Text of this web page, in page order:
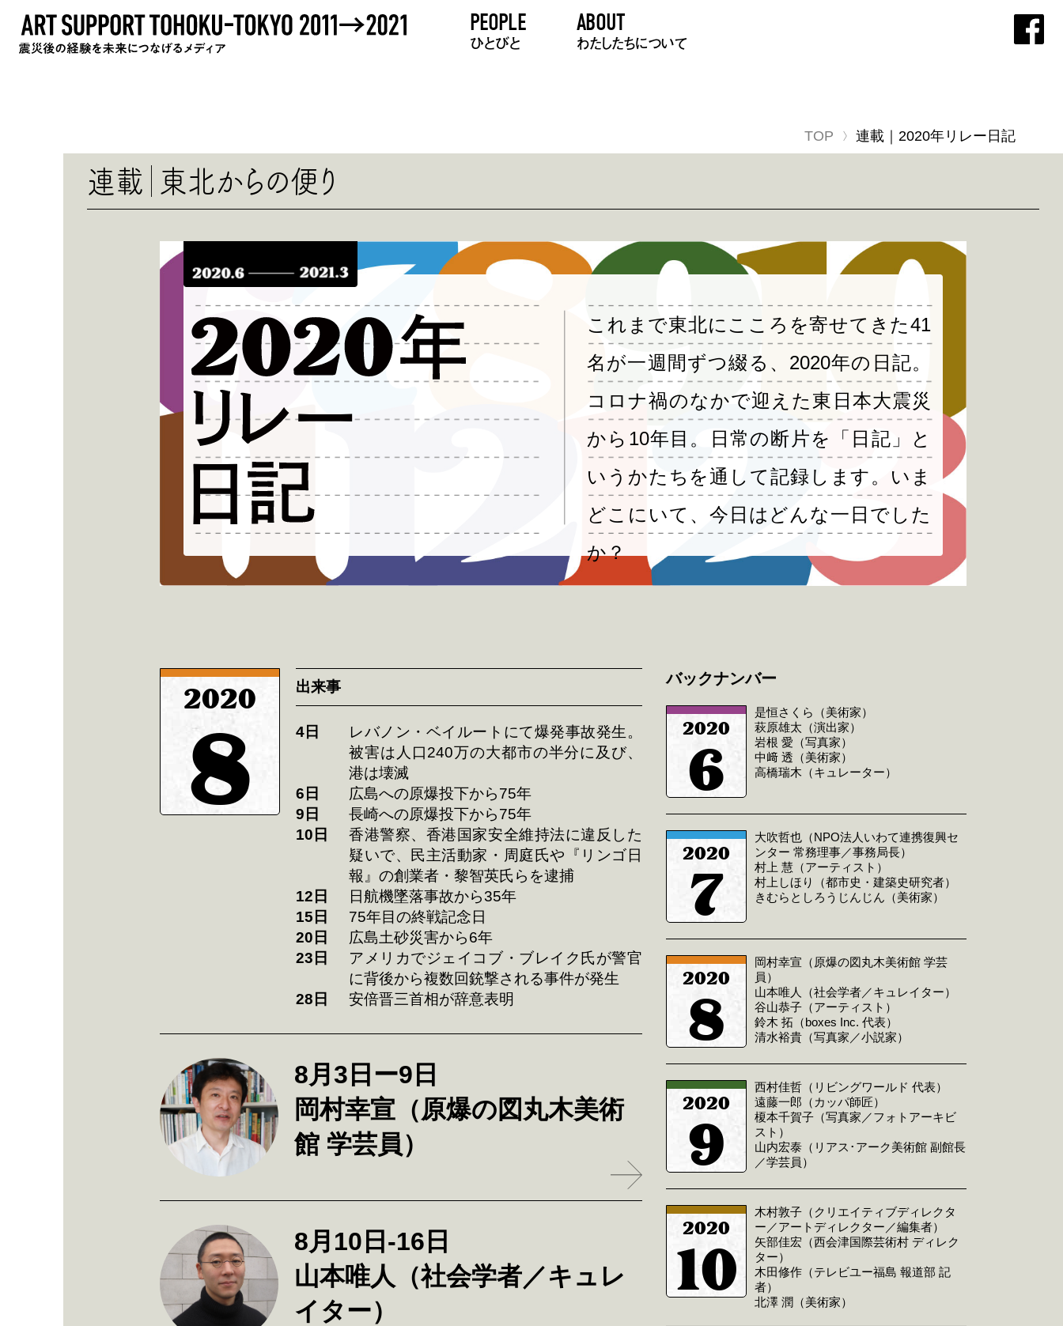
PEOPLE
ひとびと
ABOUT
わたしたちについて
TOP 連載｜2020年リレー日記
連載 東北からの便り
これまで東北にこころを寄せてきた41
名が一週間ずつ綴る、2020年の日記。
コロナ禍のなかで迎えた東日本大震災
から10年目。日常の断片を「日記」と
いうかたちを通して記録します。いま
どこにいて、今日はどんな一日でした
か？
2020
8
出来事
4日
レバノン・ベイルートにて爆発事故発生。
被害は人口240万の大都市の半分に及び、
港は壊滅
6日
広島への原爆投下から75年
9日
長崎への原爆投下から75年
10日
香港警察、香港国家安全維持法に違反した
疑いで、民主活動家・周庭氏や『リンゴ日
報』の創業者・黎智英氏らを逮捕
12日
日航機墜落事故から35年
15日
75年目の終戦記念日
20日
広島土砂災害から6年
23日
アメリカでジェイコブ・ブレイク氏が警官
に背後から複数回銃撃される事件が発生
28日
安倍晋三首相が辞意表明
8月3日ー9日
岡村幸宣（原爆の図丸木美術
館 学芸員）
8月10日-16日
山本唯人（社会学者／キュレ
イター）
バックナンバー
2020
6
是恒さくら（美術家）
萩原雄太（演出家）
岩根 愛（写真家）
中﨑 透（美術家）
高橋瑞木（キュレーター）
2020
7
大吹哲也（NPO法人いわて連携復興セ
ンター 常務理事／事務局長）
村上 慧（アーティスト）
村上しほり（都市史・建築史研究者）
きむらとしろうじんじん（美術家）
2020
8
岡村幸宣（原爆の図丸木美術館 学芸
員）
山本唯人（社会学者／キュレイター）
谷山恭子（アーティスト）
鈴木 拓（boxes Inc. 代表）
清水裕貴（写真家／小説家）
2020
9
西村佳哲（リビングワールド 代表）
遠藤一郎（カッパ師匠）
榎本千賀子（写真家／フォトアーキビ
スト）
山内宏泰（リアス･アーク美術館 副館長
／学芸員）
2020
10
木村敦子（クリエイティブディレクタ
ー／アートディレクター／編集者）
矢部佳宏（西会津国際芸術村 ディレク
ター）
木田修作（テレビユー福島 報道部 記
者）
北澤 潤（美術家）